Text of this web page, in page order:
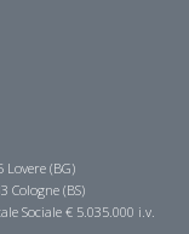
(BG)
Cologne (BS)
Sociale € 5.035.000 i.v.